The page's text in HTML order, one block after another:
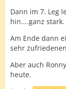
Von den
auch hätte in
muss meine
das
da ich sonst
Dann im 7. Leg
hin....ganz stark.
Am Ende dann
sehr
Aber auch
heute.